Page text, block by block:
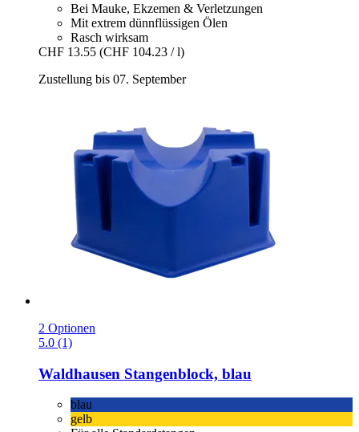
Bei Mauke, Ekzemen & Verletzungen
Mit extrem dünnflüssigen Ölen
Rasch wirksam
CHF 13.55 (CHF 104.23 / l)
Zustellung bis 07. September
2 Optionen
5.0 (1)
Waldhausen Stangenblock, blau
blau
gelb